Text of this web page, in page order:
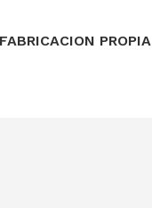
FABRICACION PROPIA